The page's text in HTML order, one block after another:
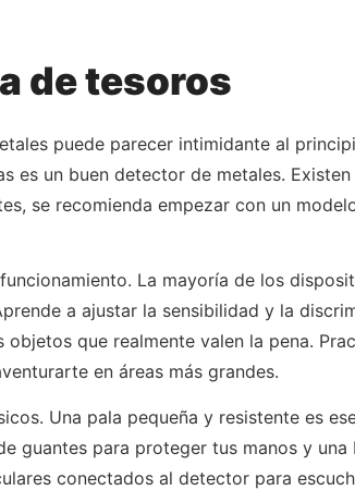
de tesoros
puede parecer intimidante al
un buen detector de metales.
se recomienda empezar con un
La mayoría de los
a ajustar la sensibilidad y la
que realmente valen la pena.
en áreas más grandes.
Una pala pequeña y resistente es
guantes para proteger tus manos y
conectados al detector para